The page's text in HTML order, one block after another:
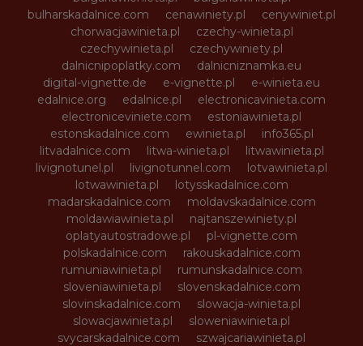
bulharskadalnice.com
cenawiniety.pl
cenywiniet.pl
chorwacjawinieta.pl
czechy-winieta.pl
czechywinieta.pl
czechywiniety.pl
dalnicnipoplatky.com
dalnicniznamka.eu
digital-vignette.de
e-vignette.pl
e-winieta.eu
edalnice.org
edalnice.pl
electronicavinieta.com
electroniceviniete.com
estoniawinieta.pl
estonskadalnice.com
ewinieta.pl
info365.pl
litvadalnice.com
litwa-winieta.pl
litwawinieta.pl
livignotunel.pl
livignotunnel.com
lotvawinieta.pl
lotwawinieta.pl
lotysskadalnice.com
madarskadalnice.com
moldavskadalnice.com
moldawiawinieta.pl
najtanszewiniety.pl
oplatyautostradowe.pl
pl-vignette.com
polskadalnice.com
rakouskadalnice.com
rumuniawinieta.pl
rumunskadalnice.com
sloveniawinieta.pl
slovenskadalnice.com
slovinskadalnice.com
slowacja-winieta.pl
slowacjawinieta.pl
sloweniawinieta.pl
svycarskadalnice.com
szwajcariawinieta.pl